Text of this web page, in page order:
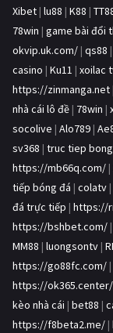
Xibet | lu88 | K88 |
78win | game bài đổi
okvip.uk.com/ | qs88 |
casino | Ku11 | xoilac
https://zinmanga.net
nhà cái lô đề | 78win |
socolive | Alo789 |
sv368 | truc tiep
https://mb66q.com/ |
tiếp bóng đá | colatv |
đá trực tiếp | https://
https://bshbet.com/ |
MM88 | luongsontv |
https://go88fc.com/ |
https://ok365.center/
kèo nhà cái | bet88 |
https://f8beta2.me/ |